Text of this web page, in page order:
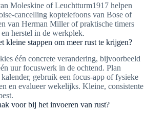
Moleskine of Leuchtturm1917 helpen
cancelling koptelefoons van Bose of
van Herman Miller of praktische timers
herstel in de werkplek.
kleine stappen om meer rust te krijgen?
één concrete verandering, bijvoorbeeld
uur focuswerk in de ochtend. Plan
gebruik een focus-app of fysieke
en evalueer wekelijks. Kleine, consistente
voor bij het invoeren van rust?